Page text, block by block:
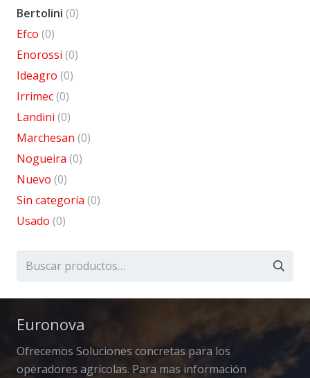
Bertolini (0)
Efco (0)
Enorossi (0)
Ideagro (0)
Irrimec(0)
Landini (0)
Marchesan (0)
Nogueira (0)
Nuevo (0)
Sin categoría (0)
Usado (0)
Buscar
Euronova
Ofrecemos Soluciones concretas para los
operadores agrícolas. Para mas información